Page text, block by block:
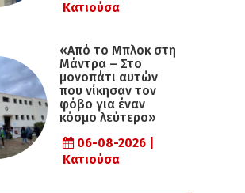
Κατιούσα
«Από το Μπλοκ στη
Μάντρα – Στο
μονοπάτι αυτών
που νίκησαν τον
φόβο για έναν
κόσμο λεύτερο»
06-08-2026 |
Κατιούσα